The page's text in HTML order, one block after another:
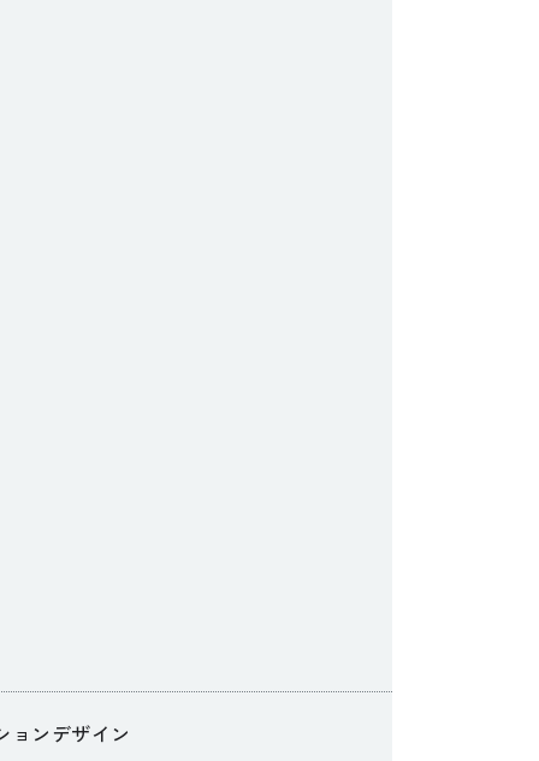
ョンデザイン